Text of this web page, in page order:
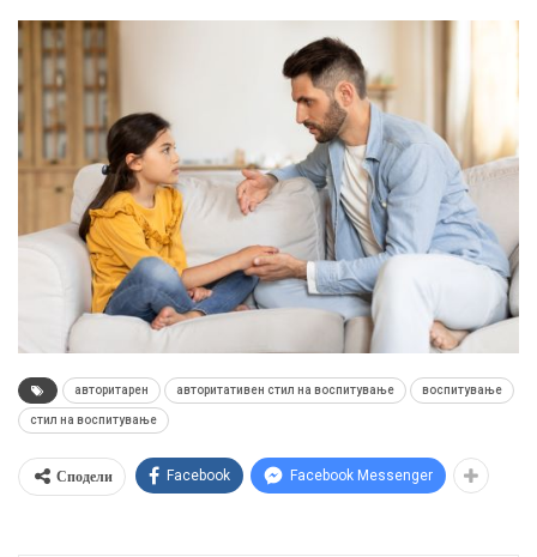
авторитарен авторитативен стил на воспитување воспитување
стил на воспитување
Сподели Facebook Facebook Messenger